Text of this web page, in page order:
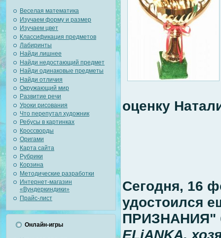
Веселая математика
Изучаем форму и размер
Изучаем цвет
Классификация предметов
Лабиринты
Найди лишнее
Найди недостающий предмет
Найди одинаковые предметы
Найди отличия
Окружающий мир
Развитие речи
Уроки рисования
Что перепутал художник
Ребусы в картинках
Кроссворды
Оригами
Карта сайта
Рубрики
Корзина
Методические разработки
Интернет-магазин
«Вундеркиндики»
Прайс-лист
Онлайн-игры
оценку
Сегодня, 16
удостоился
ПРИЗНАНИЯ"
ELiANKA,